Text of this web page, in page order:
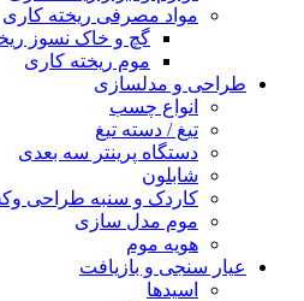
مواد مصرفی ریخته کاری
گچ و خاک نسوز
موم ریخته کاری
طراحی و مدلسازی
انواع چسب
تیغ / دسته تیغ
دستگاه پرینتر سه بعدی
شابلون
کاردک و سنبه طراحی
موم مدل سازی
هویه موم
عیار سنجی و بازیافت
اسیدها